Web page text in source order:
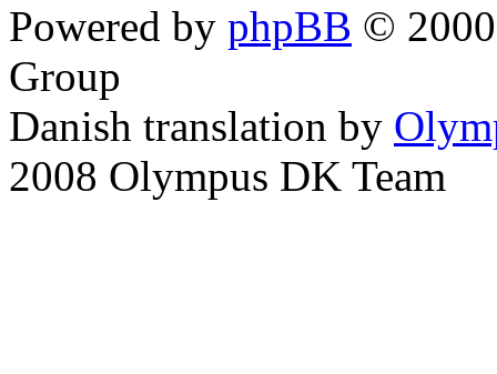
Powered by phpBB ©
Group
Danish translation by
2008 Olympus DK Team